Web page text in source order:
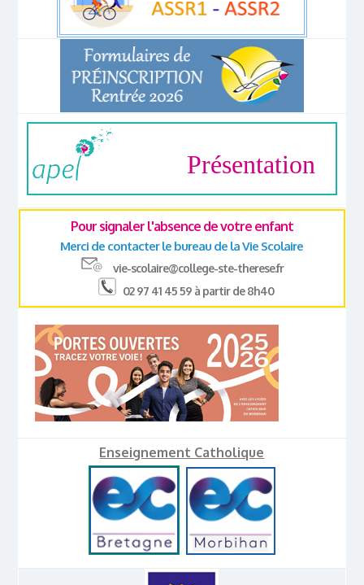
Présentation
Pour signaler l'absence de votre enfant
Merci de contacter le bureau de la Vie Scolaire
vie-scolaire@college-ste-therese.fr
02 97 41 45 59 à partir de 8h40
Enseignement Catholique